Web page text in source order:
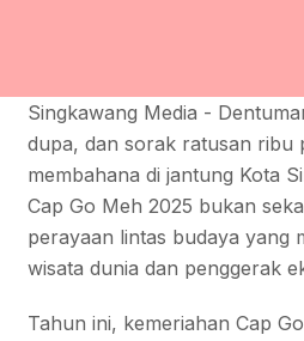
Singkawang Media -
dupa, dan sorak ratusan ribu
membahana di jantung Kota
Cap Go Meh 2025 bukan
perayaan lintas budaya yang
wisata dunia dan penggerak
Tahun ini, kemeriahan Cap